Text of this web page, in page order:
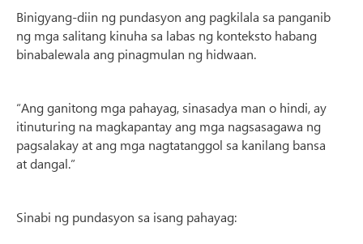
Binigyang-diin ng pundasyon ang pagkilala sa panganib
ng mga salitang kinuha sa labas ng konteksto habang
binabalewala ang pinagmulan ng hidwaan.
“Ang ganitong mga pahayag, sinasadya man o hindi, ay
itinuturing na magkapantay ang mga nagsasagawa ng
pagsalakay at ang mga nagtatanggol sa kanilang bansa
at dangal.”
Sinabi ng pundasyon sa isang pahayag: